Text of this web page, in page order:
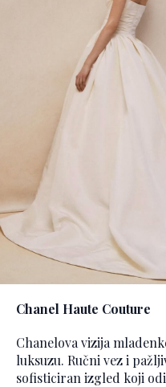
Chanel Haute Couture
Chanelova vizija
luksuzu. Ručni vez i
sofisticiran izgled koji